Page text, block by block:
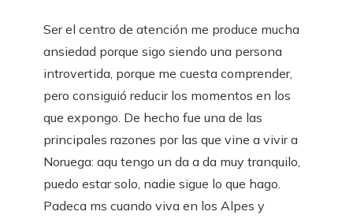
Ser el centro de atención me produce mucha
ansiedad porque sigo siendo una persona
introvertida, porque me cuesta comprender,
pero consiguió reducir los momentos en los
que expongo. De hecho fue una de las
principales razones por las que vine a vivir a
Noruega: aqu tengo un da a da muy tranquilo,
puedo estar solo, nadie sigue lo que hago.
Padeca ms cuando viva en los Alpes y